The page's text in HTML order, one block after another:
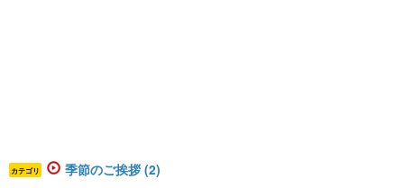
カテゴリ 季節のご挨拶 (2)